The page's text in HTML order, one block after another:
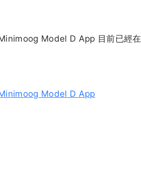
Model D App 目前已經
Model D App